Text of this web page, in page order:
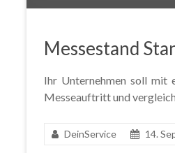
Messestand
Ihr Unternehmen soll mit
Messeauftritt und
DeinService 14.